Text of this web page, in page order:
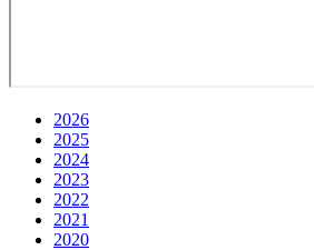
2026
2025
2024
2023
2022
2021
2020